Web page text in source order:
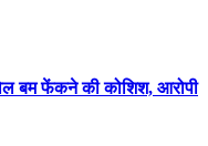
बम फेंकने की कोशिश, आरोपी